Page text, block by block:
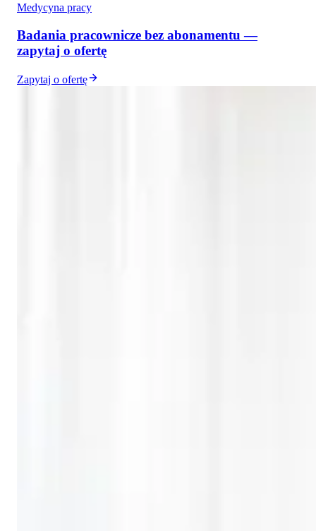
Medycyna pracy
Badania pracownicze bez abonamentu —
zapytaj o ofertę
Zapytaj o ofertę